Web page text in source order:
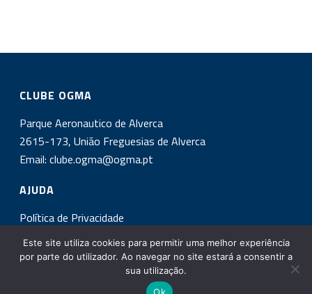
CLUBE OGMA
Parque Aeronautico de Alverca
2615-173, União Freguesias de Alverca
Email:clube.ogma@ogma.pt
AJUDA
Política de Privacidade
INSCREVA-SE NA NOSSA NEWSLETTER!
Este site utiliza cookies para permitir uma melhor experiência
por parte do utilizador. Ao navegar no site estará a consentir a
sua utilização.
Ok